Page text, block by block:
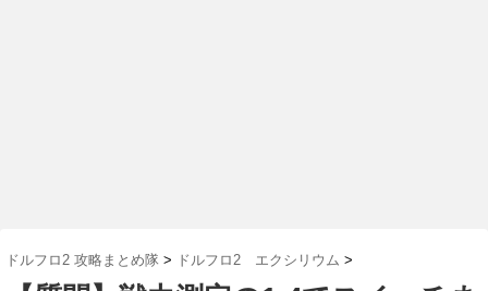
ドルフロ2 攻略まとめ隊 > ドルフロ2 エクシリウム >